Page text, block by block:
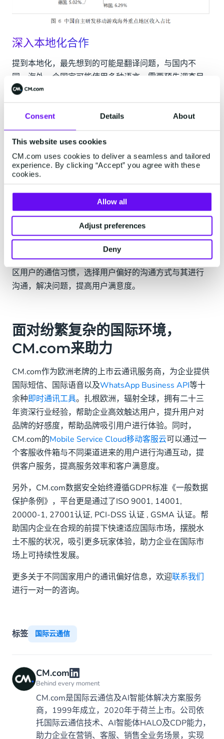
Consent Details About
This website uses cookies
CM.com uses cookies to deliver a seamless and tailored
experience. By clicking “Accept” you agree with these
cookies.
Allow all
Adjust preferences
Deny
深入本地化合作
提到本地化，最先想到的可能是翻译问题，与国内不
同，海外一个国家可能使用多种语言，需要预先调查目
标客户群使用的语种，再进行本地化翻译；除了基本的
本地化翻译问题外，还应考虑的是不同国家不同客群的
用户习惯，比如东南亚（除日本韩国）地区用户会习惯
使用WhatsApp、日韩则是用line较多，通过正确的渠道
触达正确的客群，提高沟通和营销效率，增加用户粘
性；另外，在游戏投放类型上，也可以根据不同地区的
文化、流行趋势等方面投其所好。
与玩家互动交流，提供优质的玩家服务，
帮助品牌持久发展
对于已经注册的玩家，在适用的社交平台与其进行沟通
互动，了解玩家在游戏过程中遇到的各种问题，及时予
以帮助，提高游戏过程的流畅度和使用感。根据不同地
区用户的通信习惯，选择用户偏好的沟通方式与其进行
沟通，解决问题，提高用户满意度。
面对纷繁复杂的国际环境，
CM.com来助力
CM.com作为欧洲老牌的上市云通讯服务商，为企业提供
国际短信、国际语音以及WhatsApp Business API等十
余种即时通讯工具。扎根欧洲，辐射全球，拥有二十三
年资深行业经验，帮助企业高效触达用户，提升用户对
品牌的好感度，帮助品牌吸引用户进行体验。同时，
CM.com的Mobile Service Cloud移动客服云可以通过一
个客服收件箱与不同渠道进来的用户进行沟通互动，提
供客户服务，提高服务效率和客户满意度。
另外，CM.com数据安全始终遵循GDPR标准《一般数据
保护条例》，平台更是通过了ISO 9001, 14001,
20000-1, 27001认证, PCI-DSS 认证 , GSMA 认证。帮
助国内企业在合规的前提下快速适应国际市场，摆脱水
土不服的状况，吸引更多玩家体验，助力企业在国际市
场上可持续性发展。
更多关于不同国家用户的通讯偏好信息，欢迎联系我们
进行一对一的咨询。
标签 国际云通信
CM.com
Behind every moment
CM.com是国际云通信及AI智能体解决方案服务
商，1999年成立，2020年于荷兰上市。公司依
托国际云通信技术、AI智能体HALO及CDP能力，
助力企业在营销、客服、销售全业务场景，实现